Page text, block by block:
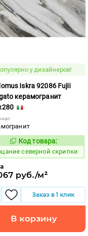
у дизайнеров!
Iskra 92086 Fujii
керамогранит
979342
Код товара:
северной скрипки
руб./м²
Заказ в 1 клик
В корзину